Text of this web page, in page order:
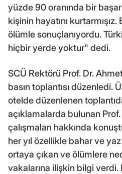
yüzde 90 oranında bir
kişinin hayatını
ölümle sonuçlanıyordu.
hiçbir yerde yoktur" dedi.
SCÜ Rektörü Prof. Dr.
basın toplantısı düzenledi.
otelde düzenlenen
açıklamalarda bulunan
çalışmaları hakkında
her yıl özellikle bahar ve
ortaya çıkan ve ölümlere
vakalarına ilişkin bilgi verdi.